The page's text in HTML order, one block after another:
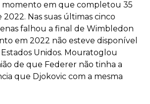
momento em que completou 35
2022. Nas suas últimas cinco
falhou a final de Wimbledon
em 2022 não esteve disponível
Unidos. Mouratoglou
de que Federer não tinha a
que Djokovic com a mesma